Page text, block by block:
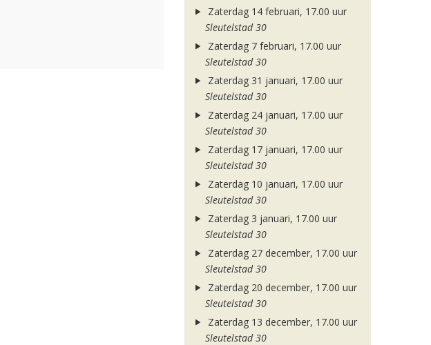
Zaterdag 14 februari, 17.00 uur
Sleutelstad 30
Zaterdag 7 februari, 17.00 uur
Sleutelstad 30
Zaterdag 31 januari, 17.00 uur
Sleutelstad 30
Zaterdag 24 januari, 17.00 uur
Sleutelstad 30
Zaterdag 17 januari, 17.00 uur
Sleutelstad 30
Zaterdag 10 januari, 17.00 uur
Sleutelstad 30
Zaterdag 3 januari, 17.00 uur
Sleutelstad 30
Zaterdag 27 december, 17.00 uur
Sleutelstad 30
Zaterdag 20 december, 17.00 uur
Sleutelstad 30
Zaterdag 13 december, 17.00 uur
Sleutelstad 30